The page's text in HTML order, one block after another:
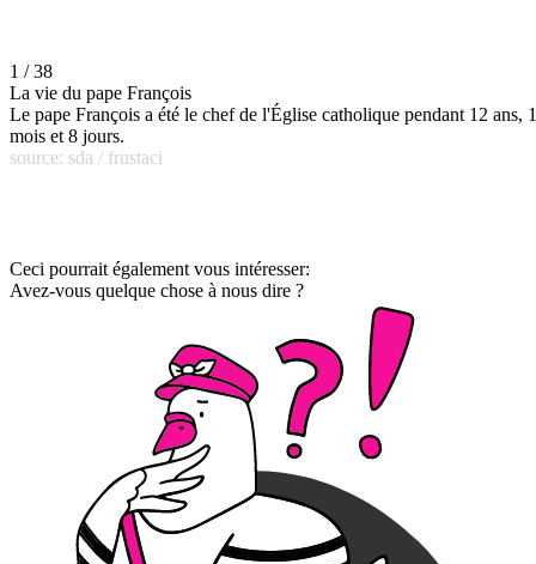
1 / 38
La vie du pape François
Le pape François a été le chef de l'Église catholique pendant 12 ans, 1
mois et 8 jours.
source: sda / frustaci
Ceci pourrait également vous intéresser:
Avez-vous quelque chose à nous dire ?